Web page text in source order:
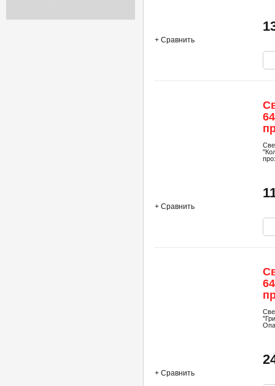
+ Сравнить
+ Сравнить
+ Сравнить